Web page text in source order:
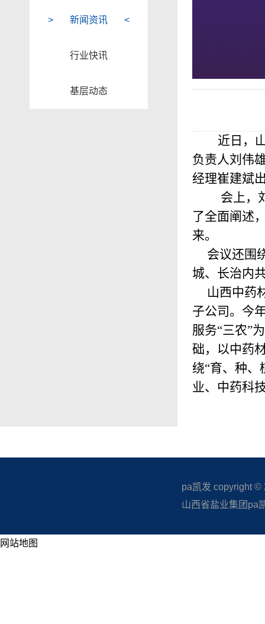
新闻资讯
行业快讯
基层动态
近日，
负责人刘伟
经理崔建斌
会上，
了全面阐述
来。
会议还围
城、长治内
山西中药
子公司。今
服务“三农”
础，以中药
绕“育、种、
业、中药科
pa凯发 copyright ©
山西省盐业集团pa
网站地图